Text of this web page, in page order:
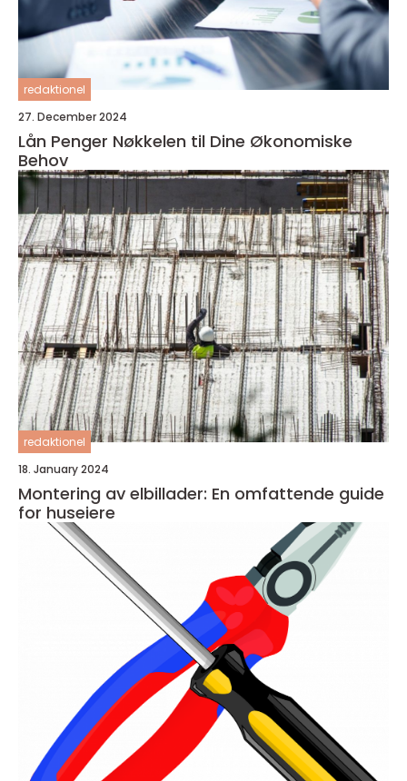
redaktionel
27. December 2024
Lån Penger Nøkkelen til Dine Økonomiske
Behov
redaktionel
18. January 2024
Montering av elbillader: En omfattende guide
for huseiere